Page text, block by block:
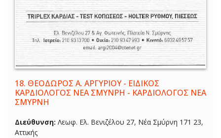
18. ΘΕΟΔΩΡΟΣ Α. ΑΡΓΥΡΙΟΥ - ΕΙΔΙΚΟΣ
ΚΑΡΔΙΟΛΟΓΟΣ ΝΕΑ ΣΜΥΝΡΗ - ΚΑΡΔΙΟΛΟΓΟΣ ΝΕΑ
ΣΜΥΡΝΗ
Διεύθυνση: Λεωφ. Ελ. Βενιζέλου 27, Νέα Σμύρνη 171 23,
Αττικής